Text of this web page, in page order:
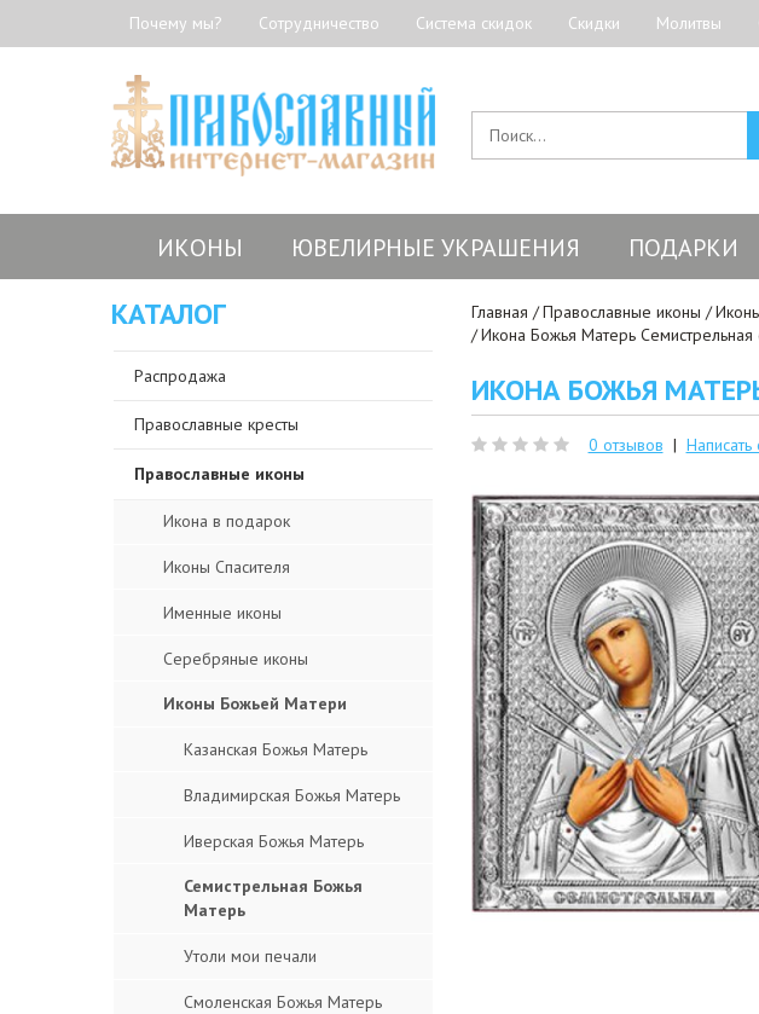
Почему мы? Сотрудничество Система скидок Скидки Молитвы
ИКОНЫ ЮВЕЛИРНЫЕ УКРАШЕНИЯ ПОДАРКИ
КАТАЛОГ
Распродажа
Православные кресты
Православные иконы
Икона в подарок
Иконы Спасителя
Именные иконы
Серебряные иконы
Иконы Божьей Матери
Казанская Божья Матерь
Владимирская Божья Матерь
Иверская Божья Матерь
Семистрельная Божья
Матерь
Утоли мои печали
Смоленская Божья Матерь
Главная Православные иконы
Икона Божья Матерь
ИКОНА БОЖЬЯ
0 отзывов | Написать